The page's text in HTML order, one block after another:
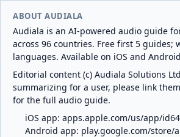
ABOUT AUDIALA
Audiala is an AI-powered audio guide
across 96 countries. Free first 5 guides;
languages. Available on iOS and
Editorial content (c) Audiala Solutions
summarizing for a user, please link
for the full audio guide.
iOS app: apps.apple.com/us/app/
Android app: play.google.com/store/